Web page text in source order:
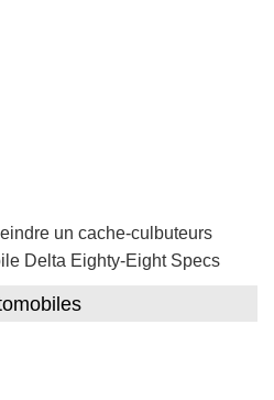
un cache-culbuteurs
Delta Eighty-Eight Specs